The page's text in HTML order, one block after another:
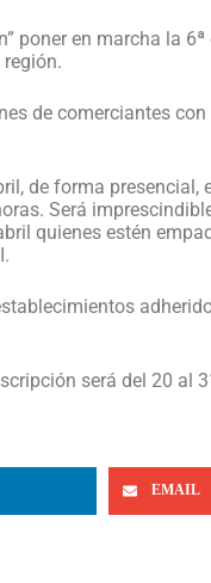
poner en marcha la
de comerciantes con
de forma presencial,
Será
quienes estén
será del 20 al
EMAIL